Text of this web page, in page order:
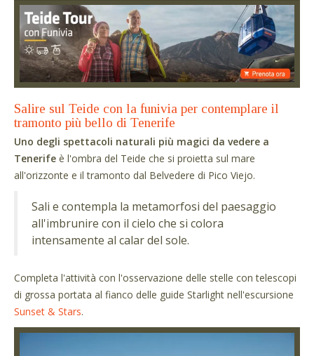
Salire sul Teide con la funivia per contemplare il
tramonto più bello di Tenerife
Uno degli spettacoli naturali più magici da vedere a
Tenerife è l'ombra del Teide che si proietta sul mare
all'orizzonte e il tramonto dal Belvedere di Pico Viejo.
Sali e contempla la metamorfosi del paesaggio
all'imbrunire con il cielo che si colora
intensamente al calar del sole.
Completa l'attività con l'osservazione delle stelle con telescopi
di grossa portata al fianco delle guide Starlight nell'escursione
Sunset & Stars.